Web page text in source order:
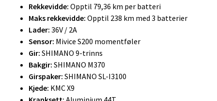
Rekkevidde: Opptil 79,36 km per batteri
Maks rekkevidde: Opptil 238 km med 3 batterier
Lader: 36V / 2A
Sensor: Mivice S200 momentføler
Gir: SHIMANO 9-trinns
Bakgir: SHIMANO M370
Girspaker: SHIMANO SL-I3100
Kjede: KMC X9